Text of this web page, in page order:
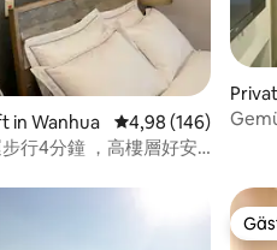
in Wanhua Durchschnittliche
4,98 (146)
行4分鐘 ，高樓層好安